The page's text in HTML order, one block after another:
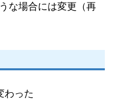
な場合には変更（再
わった